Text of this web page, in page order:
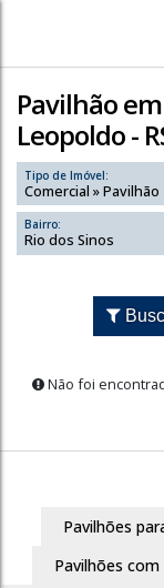
Pavilhão
Leopoldo -
Tipo de Imóvel:
Comercial »
Bairro:
Pavilhões
Pavilhões